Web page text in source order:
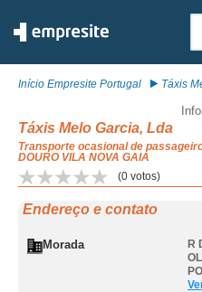
Início Empresite Portugal Táxis
Táxis Melo Garcia, Lda
Transporte ocasional de
DOURO VILA NOVA GAIA
(0 votos)
Endereço e contato
Morada R